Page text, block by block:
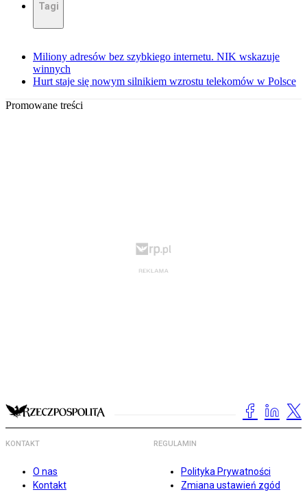
Tagi
Miliony adresów bez szybkiego internetu. NIK wskazuje
winnych
Hurt staje się nowym silnikiem wzrostu telekomów w Polsce
Promowane treści
KONTAKT
O nas
Kontakt
REGULAMIN
Polityka Prywatności
Zmiana ustawień zgód